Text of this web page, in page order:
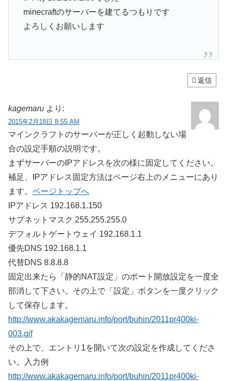
minecraftのサーバーを建てるつもりです
よろしくお願いします
返信
kagemaru より:
2015年2月18日 8:55 AM
マインクラフトのサーバーが正しく起動しない場
合の設定手順の説明です。
まずサーバーのIPアドレスを次の様に固定してください。
補足、IPアドレス固定方法はページ右上のメニューにあり
ます。 ページトップへ
IPアドレス 192.168.1.150
サブネットマスク 255.255.255.0
デフォルトゲートウェイ 192.168.1.1
優先DNS 192.168.1.1
代替DNS 8.8.8.8
固定出来たら「静的NAT設定」のポート開放設定を一度全
部消して下さい。その上で「設定」ボタンを一度クリック
して保存します。
http://www.akakagemaru.info/port/buhin/2011pr400ki-
003.gif
その上で、エントリ1を開いて次の設定を作成してくださ
い。入力例
http://www.akakagemaru.info/port/buhin/2011pr400ki-